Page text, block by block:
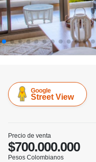
Google
Street View
Precio de venta
$700.000.000
Pesos Colombianos